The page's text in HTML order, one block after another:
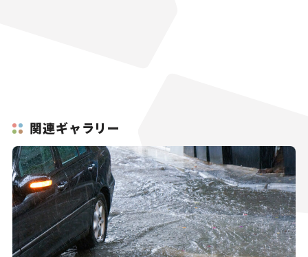
関連ギャラリー